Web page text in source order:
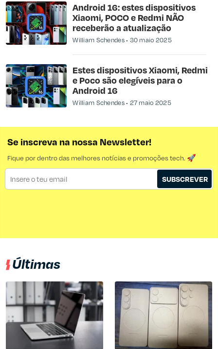
Android 16: estes dispositivos
Xiaomi, POCO e Redmi NÃO
receberão a atualização
William Schendes 30 maio 2025
Estes dispositivos Xiaomi, Redmi
e Poco são elegíveis para o
Android 16
William Schendes 27 maio 2025
Se inscreva na nossa Newsletter!
Fique por dentro das melhores notícias e promoções tech. 🚀
SUBSCREVER
Últimas